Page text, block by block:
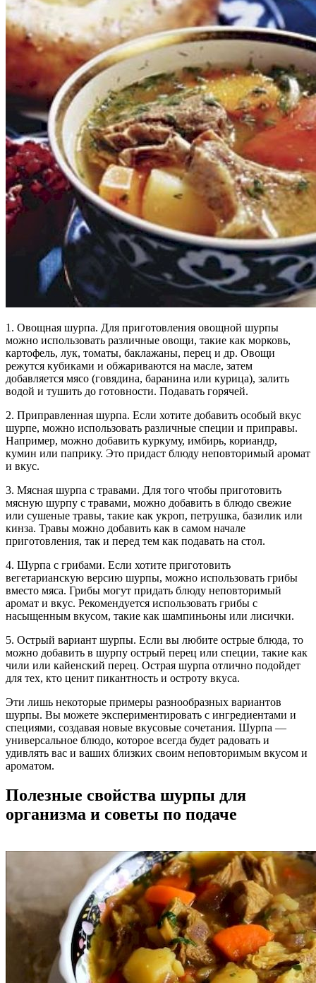
1. Овощная шурпа. Для приготовления овощной шурпы
можно использовать различные овощи, такие как морковь,
картофель, лук, томаты, баклажаны, перец и др. Овощи
режутся кубиками и обжариваются на масле, затем
добавляется мясо (говядина, баранина или курица), залить
водой и тушить до готовности. Подавать горячей.
2. Приправленная шурпа. Если хотите добавить особый вкус
шурпе, можно использовать различные специи и приправы.
Например, можно добавить куркуму, имбирь, кориандр,
кумин или паприку. Это придаст блюду неповторимый аромат
и вкус.
3. Мясная шурпа с травами. Для того чтобы приготовить
мясную шурпу с травами, можно добавить в блюдо свежие
или сушеные травы, такие как укроп, петрушка, базилик или
кинза. Травы можно добавить как в самом начале
приготовления, так и перед тем как подавать на стол.
4. Шурпа с грибами. Если хотите приготовить
вегетарианскую версию шурпы, можно использовать грибы
вместо мяса. Грибы могут придать блюду неповторимый
аромат и вкус. Рекомендуется использовать грибы с
насыщенным вкусом, такие как шампиньоны или лисички.
5. Острый вариант шурпы. Если вы любите острые блюда, то
можно добавить в шурпу острый перец или специи, такие как
чили или кайенский перец. Острая шурпа отлично подойдет
для тех, кто ценит пикантность и остроту вкуса.
Эти лишь некоторые примеры разнообразных вариантов
шурпы. Вы можете экспериментировать с ингредиентами и
специями, создавая новые вкусовые сочетания. Шурпа —
универсальное блюдо, которое всегда будет радовать и
удивлять вас и ваших близких своим неповторимым вкусом и
ароматом.
Полезные свойства шурпы для
организма и советы по подаче